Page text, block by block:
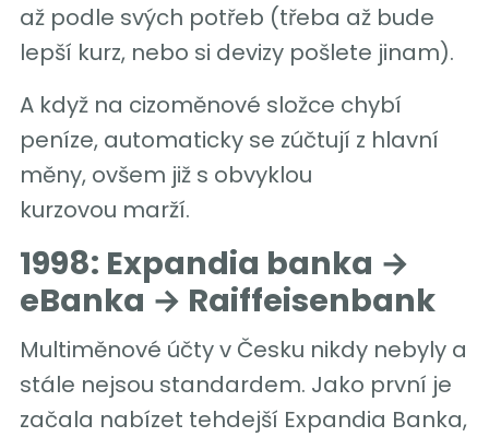
až podle svých potřeb (třeba až bude
lepší kurz, nebo si devizy pošlete jinam).
A když na cizoměnové složce chybí
peníze, automaticky se zúčtují z hlavní
měny, ovšem již s obvyklou
kurzovou marží.
1998: Expandia banka →
eBanka → Raiffeisenbank
Multiměnové účty v Česku nikdy nebyly a
stále nejsou standardem. Jako první je
začala nabízet tehdejší Expandia Banka,